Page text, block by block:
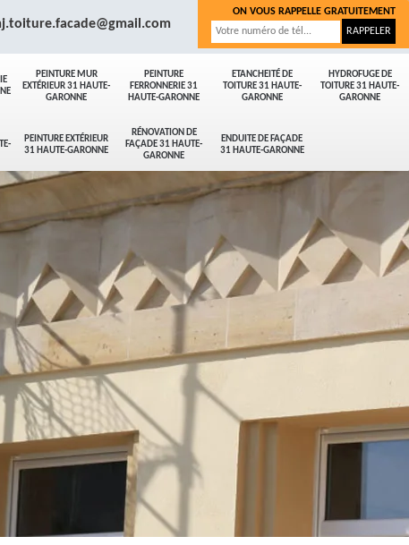
PEINTURE MUR
EXTÉRIEUR 31 HAUTE-
GARONNE
PEINTURE
FERRONNERIE 31
HAUTE-GARONNE
ETANCHEITÉ DE
TOITURE 31 HAUTE-
GARONNE
HYDROFUGE DE
TOITURE 31 HAUTE-
GARONNE
PEINTURE EXTÉRIEUR
31 HAUTE-GARONNE
RÉNOVATION DE
FAÇADE 31 HAUTE-
GARONNE
ENDUITE DE FAÇADE
31 HAUTE-GARONNE
ON VOUS RAPPELLE GRATUITEMENT